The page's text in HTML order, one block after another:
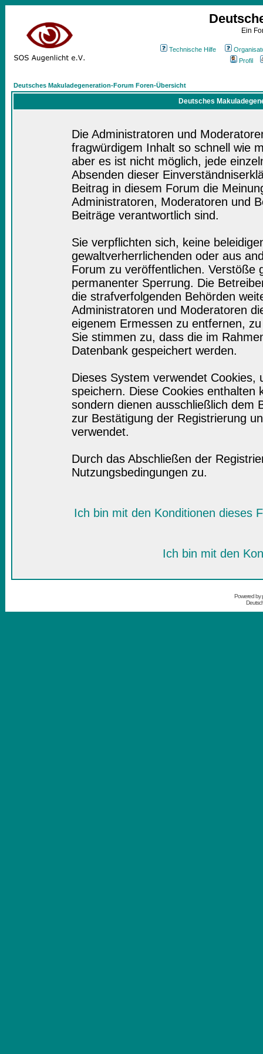
Ein
Technische Hilfe
Profil
Deutsches Makuladegeneration-Forum Foren-Übersicht
Deutsches
Die Administratoren und
fragwürdigem Inhalt so schnell wie
aber es ist nicht möglich, jede
Absenden dieser
Beitrag in diesem Forum die
Administratoren, Moderatoren und
Beiträge verantwortlich sind.
Sie verpflichten sich, keine
gewaltverherrlichenden oder aus
Forum zu veröffentlichen. Verstöße
permanenter Sperrung. Die
die strafverfolgenden Behörden
Administratoren und Moderatoren
eigenem Ermessen zu entfernen,
Sie stimmen zu, dass die im
Datenbank gespeichert werden.
Dieses System verwendet
speichern. Diese Cookies enthalten
sondern dienen ausschließlich dem
zur Bestätigung der Registrierung
verwendet.
Durch das Abschließen der
Nutzungsbedingungen zu.
Ich bin mit den Konditionen dieses
Ich bin mit den
Powered by